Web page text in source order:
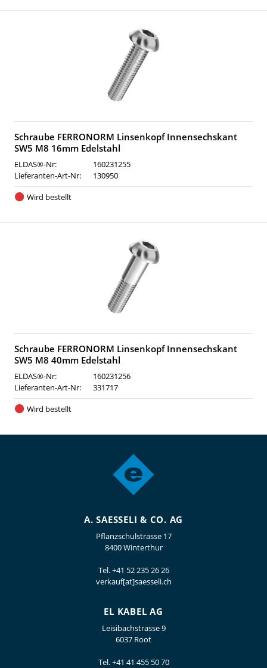
Schraube FERRONORM Linsenkopf Innensechskant
SW5 M8 16mm Edelstahl
ELDAS®-Nr:
160231255
Lieferanten-Art-Nr:
130950
Wird bestellt
Schraube FERRONORM Linsenkopf Innensechskant
SW5 M8 40mm Edelstahl
ELDAS®-Nr:
160231256
Lieferanten-Art-Nr:
331717
Wird bestellt
A. SAESSELI & CO. AG
Pflanzschulstrasse 17
8400 Winterthur
Tel.+41 52 235 26 26
verkauf[at]saesseli.ch
EL KABEL AG
Leisibachstrasse 9
6037 Root
Tel.+41 41 455 50 70